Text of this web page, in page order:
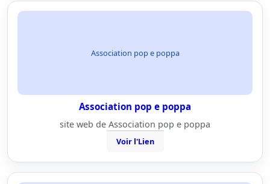
Association pop e poppa
Association pop e poppa
site web de Association pop e poppa
Voir l'Lien